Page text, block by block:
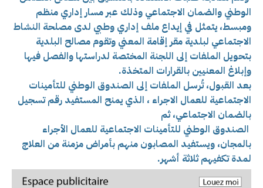
الوطني والضمان الاجتماعي وذلك عبر مسار إداري منظم
ومبسط، يتمثل في إيداع ملف إداري وطبي لدى مصلحة النشاط
الاجتماعي لبلدية مقر إقامة المعني وتقوم مصالح البلدية
بتحويل الملفات إلى اللجنة المختصة لدراستها والفصل فيها
وإبلاغ المعنيين بالقرارات المتخذة.
بعد القبول، تُرسل الملفات إلى الصندوق الوطني للتأمينات
الاجتماعية للعمال الاجراء ، الذي يمنح المستفيد رقم تسجيل
بالضمان الاجتماعي، ثم
الصندوق الوطني للتأمينات الاجتماعية للعمال الأجراء
بالمجان، ويستفيد المصابون منهم بأمراض مزمنة من العلاج
لمدة تكفيهم ثلاثة أشهر.